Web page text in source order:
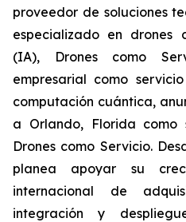
proveedor de soluciones
especializado en drones
(IA), Drones como
empresarial como
computación cuántica,
a Orlando, Florida
Drones como Servicio.
planea apoyar su
internacional de
integración y